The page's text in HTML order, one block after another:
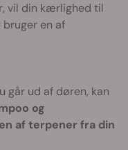
vil din kærlighed til
en af
går ud af døren, kan
og
af terpener fra din